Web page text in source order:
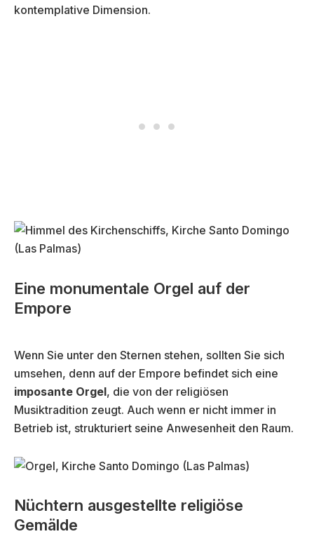
kontemplative Dimension.
Eine monumentale Orgel auf der
Empore
Wenn Sie unter den Sternen stehen, sollten Sie sich
umsehen, denn auf der Empore befindet sich eine
imposante Orgel, die von der religiösen
Musiktradition zeugt. Auch wenn er nicht immer in
Betrieb ist, strukturiert seine Anwesenheit den Raum.
Nüchtern ausgestellte religiöse
Gemälde